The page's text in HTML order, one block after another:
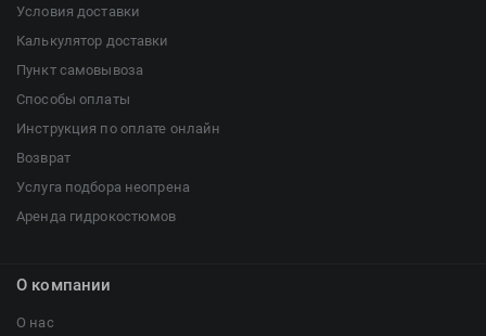
Условия доставки
Калькулятор доставки
Пункт самовывоза
Способы оплаты
Инструкция по оплате онлайн
Возврат
Услуга подбора неопрена
Аренда гидрокостюмов
О компании
О нас